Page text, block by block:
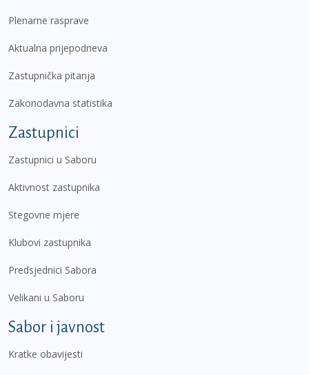
Plenarne rasprave
Aktualna prijepodneva
Zastupnička pitanja
Zakonodavna statistika
Zastupnici
Zastupnici u Saboru
Aktivnost zastupnika
Stegovne mjere
Klubovi zastupnika
Predsjednici Sabora
Velikani u Saboru
Sabor i javnost
Kratke obavijesti